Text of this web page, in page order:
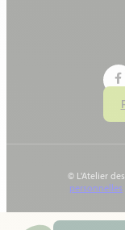
© L'Atelier
personnelles